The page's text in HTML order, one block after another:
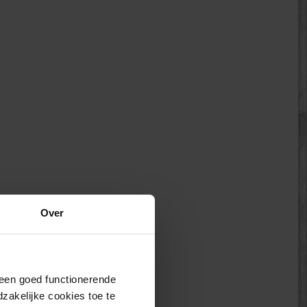
Over
goed functionerende
cookies toe te